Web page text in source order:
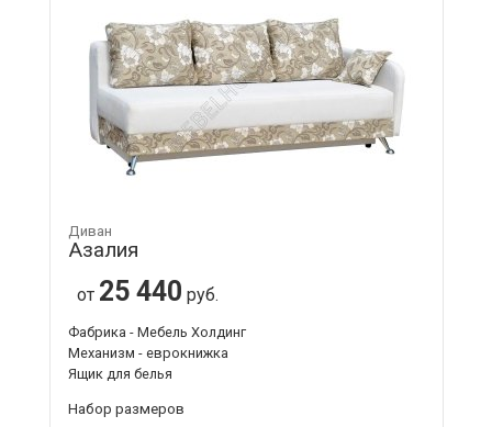
Диван
Азалия
от 25 440 руб.
Фабрика - Мебель Холдинг
Механизм - еврокнижка
Ящик для белья
Набор размеров